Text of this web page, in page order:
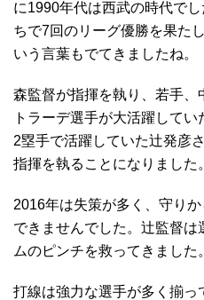
に1990年代は西武の時代で
ちで7回のリーグ優勝を果た
いう言葉もでてきましたね。
森監督が指揮を執り、若手、
トラーデ選手が大活躍して
2塁手で活躍していた辻発彦
指揮を執ることになりました。
2016年は失策が多く、守り
できませんでした。辻監督
ムのピンチを救ってきました。
打線は強力な選手が多く揃